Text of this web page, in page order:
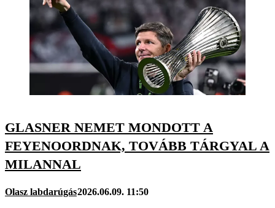
GLASNER NEMET MONDOTT A
FEYENOORDNAK, TOVÁBB TÁRGYAL A
MILANNAL
Olasz labdarúgás2026.06.09. 11:50